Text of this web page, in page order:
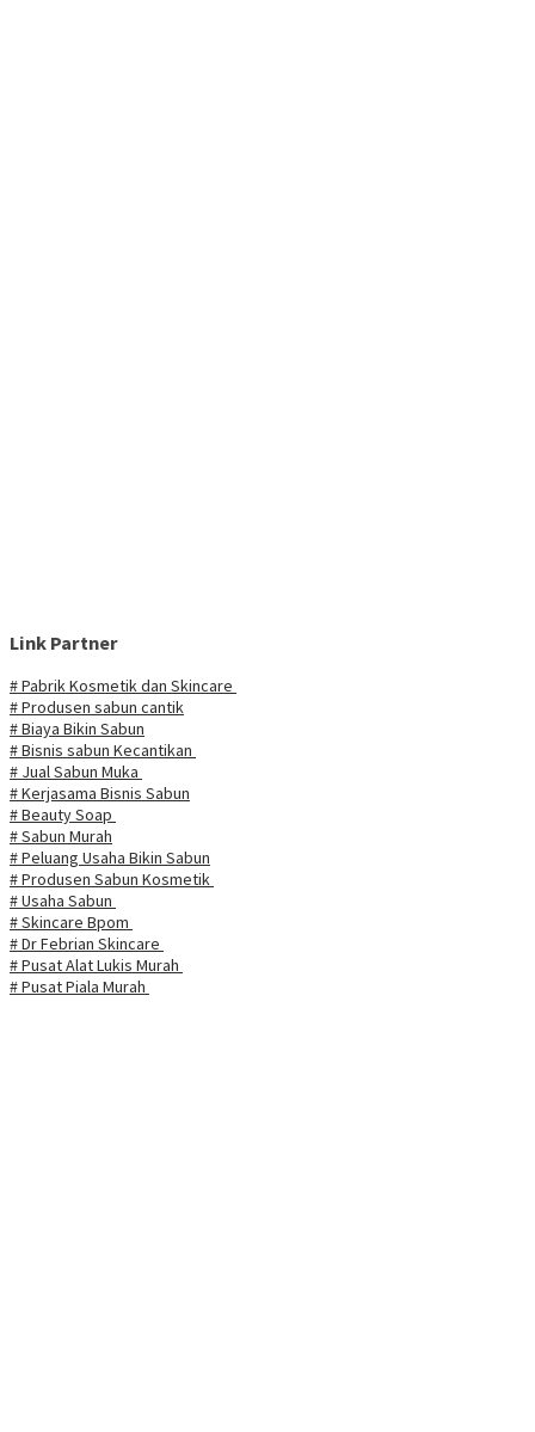
Link Partner
# Pabrik Kosmetik dan Skincare
# Produsen sabun cantik
# Biaya Bikin Sabun
# Bisnis sabun Kecantikan
# Jual Sabun Muka
# Kerjasama Bisnis Sabun
# Beauty Soap
# Sabun Murah
# Peluang Usaha Bikin Sabun
# Produsen Sabun Kosmetik
# Usaha Sabun
# Skincare Bpom
# Dr Febrian Skincare
# Pusat Alat Lukis Murah
# Pusat Piala Murah